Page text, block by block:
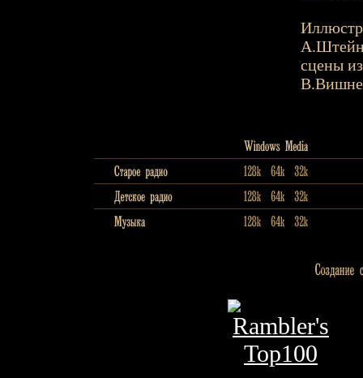
сцены